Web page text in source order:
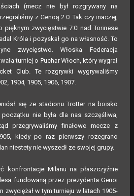
(mecz nie był rozgrywany na
z Genoą 2:0. Tak czy inaczej,
zwycięstwie 7:0 nad Torinese
Króla i pozyskał go na własność. To
zwycięstwo. Włoska Federacja
turniej o Puchar Włoch, który wygrał
Club. Te rozgrywki wygrywaliśmy
1904, 1905, 1906, 1907.
się ze stadionu Trotter na boisko
nie była dla nas szczęśliwa,
przegrywaliśmy finałowe mecze z
kiedy po raz pierwszy rozegrano
niestety nie wyszedł ze swojej grupy.
konfrontacje Milanu na płaszczyźnie
fundowaną przez prezydenta Genoi
zwyciężał w tym turnieju w latach 1905-